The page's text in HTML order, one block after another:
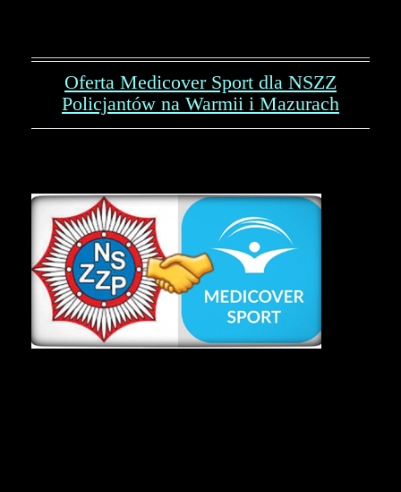
Oferta Medicover Sport dla NSZZ
Policjantów na Warmii i Mazurach